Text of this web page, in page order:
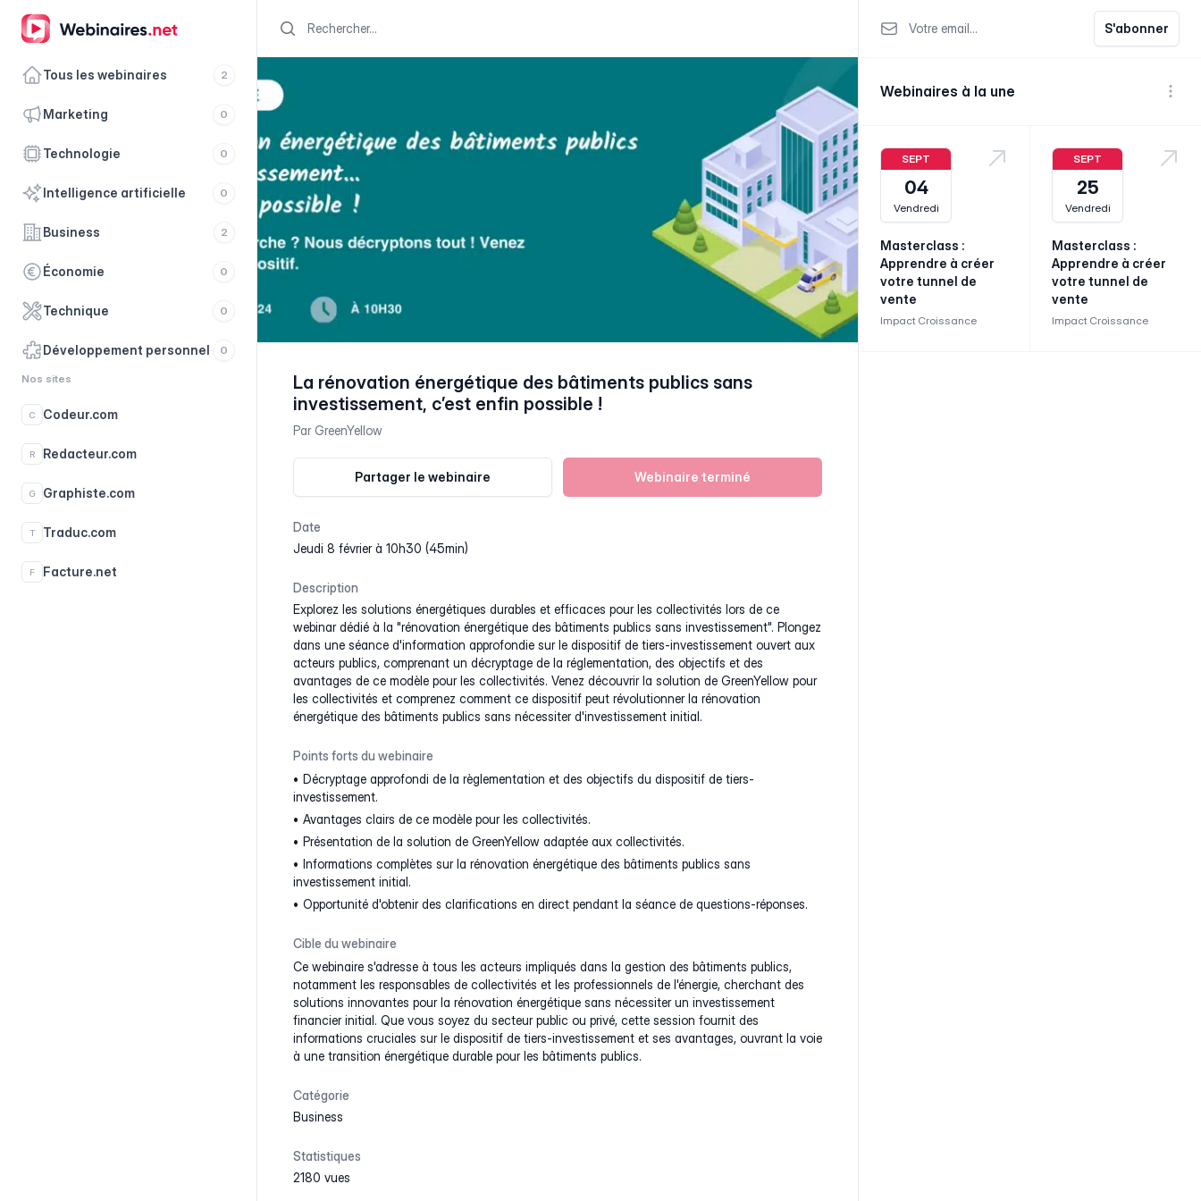
Tous les webinaires 2
marketing 0
technologie 0
intelligence artificielle 0
business 2
économie 0
technique 0
développement personnel 0
Nos sites
C Codeur.com
R Redacteur.com
G Graphiste.com
T Traduc.com
F Facture.net
Search
La rénovation énergétique ​des bâtiments publics sans
investissement,​ c’est enfin possible !​
Par GreenYellow
Partager le webinaire Webinaire terminé
Date
jeudi 8 février à 10h30 (45min)
Description
Explorez les solutions énergétiques durables et efficaces pour les collectivités lors de ce
webinar dédié à la "rénovation énergétique des bâtiments publics sans investissement". Plongez
dans une séance d'information approfondie sur le dispositif de tiers-investissement ouvert aux
acteurs publics, comprenant un décryptage de la réglementation, des objectifs et des
avantages de ce modèle pour les collectivités. Venez découvrir la solution de GreenYellow pour
les collectivités et comprenez comment ce dispositif peut révolutionner la rénovation
énergétique des bâtiments publics sans nécessiter d'investissement initial.
Points forts du webinaire
Décryptage approfondi de la règlementation et des objectifs du dispositif de tiers-
investissement.
Avantages clairs de ce modèle pour les collectivités.
Présentation de la solution de GreenYellow adaptée aux collectivités.
Informations complètes sur la rénovation énergétique des bâtiments publics sans
investissement initial.
Opportunité d'obtenir des clarifications en direct pendant la séance de questions-réponses.
Cible du webinaire
Ce webinaire s'adresse à tous les acteurs impliqués dans la gestion des bâtiments publics,
notamment les responsables de collectivités et les professionnels de l'énergie, cherchant des
solutions innovantes pour la rénovation énergétique sans nécessiter un investissement
financier initial. Que vous soyez du secteur public ou privé, cette session fournit des
informations cruciales sur le dispositif de tiers-investissement et ses avantages, ouvrant la voie
à une transition énergétique durable pour les bâtiments publics.
Catégorie
Business
Statistiques
2180 vues
Votre email S'abonner
Webinaires à la une
Voir
SEPT
04
Vendredi
Masterclass :
Apprendre à créer
votre tunnel de
vente
Impact Croissance
SEPT
25
Vendredi
Masterclass :
Apprendre à créer
votre tunnel de
vente
Impact Croissance